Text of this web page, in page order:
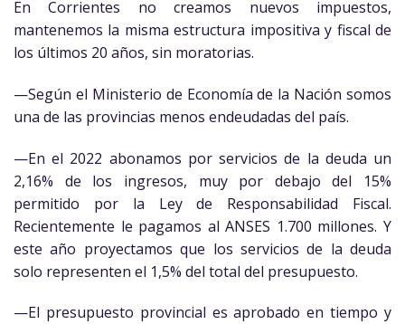
En Corrientes no creamos nuevos impuestos,
mantenemos la misma estructura impositiva y fiscal de
los últimos 20 años, sin moratorias.
—Según el Ministerio de Economía de la Nación somos
una de las provincias menos endeudadas del país.
—En el 2022 abonamos por servicios de la deuda un
2,16% de los ingresos, muy por debajo del 15%
permitido por la Ley de Responsabilidad Fiscal.
Recientemente le pagamos al ANSES 1.700 millones. Y
este año proyectamos que los servicios de la deuda
solo representen el 1,5% del total del presupuesto.
—El presupuesto provincial es aprobado en tiempo y